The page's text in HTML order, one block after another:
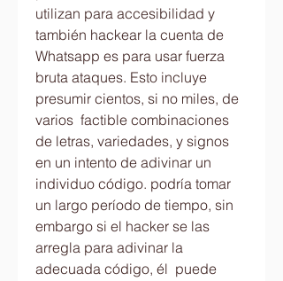
utilizan para accesibilidad y
también hackear la cuenta de
Whatsapp es para usar fuerza
bruta ataques. Esto incluye
presumir cientos, si no miles, de
varios  factible combinaciones
de letras, variedades, y signos
en un intento de adivinar un
individuo código. podría tomar
un largo período de tiempo, sin
embargo si el hacker se las
arregla para adivinar la
adecuada código, él  puede